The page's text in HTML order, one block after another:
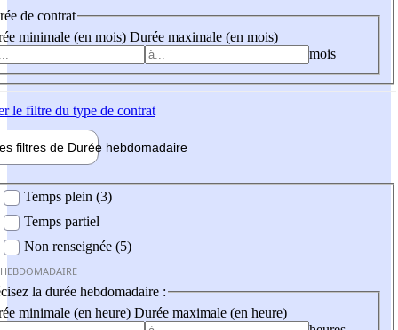
de contrat
minimale (en mois) Durée maximale (en mois)
mois
le filtre du type de contrat
filtres de Durée hebdomadaire
Temps plein (3)
Temps partiel
Non renseignée (5)
la durée hebdomadaire :
minimale (en heure) Durée maximale (en heure)